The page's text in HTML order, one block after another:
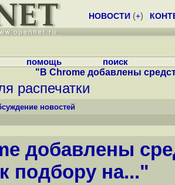
НОВОСТИ (+)
помощь поиск
"В Chrome добавлены
распечатки
новостей
добавлены
подбору на..."